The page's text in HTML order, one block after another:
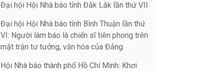
Đại hội Hội Nhà báo tỉnh Đắk Lắk lần thứ VII
Đại hội Hội Nhà báo tỉnh Bình Thuận lần thứ
VI: Người làm báo là chiến sĩ tiên phong trên
mặt trận tư tưởng, văn hóa của Đảng
Hội Nhà báo thành phố Hồ Chí Minh: Khơi